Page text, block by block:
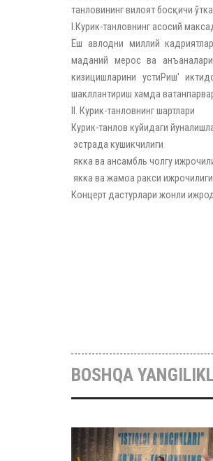
танловининг вилоят босқичи
I.Курик-танловнинг асосий
Ёш авлодни миллий
маданий мерос ва
кизицишларини устиРиш'
шакллантириш хамда
II. Курик-танловнинг шартлари
Курик-танлов куйидаги
эстрада кушикчилиги
якка ва ансамбль чолгу
якка ва жамоа ракси ижрочилиги
Концерт дастурлари жонли
BOSHQA